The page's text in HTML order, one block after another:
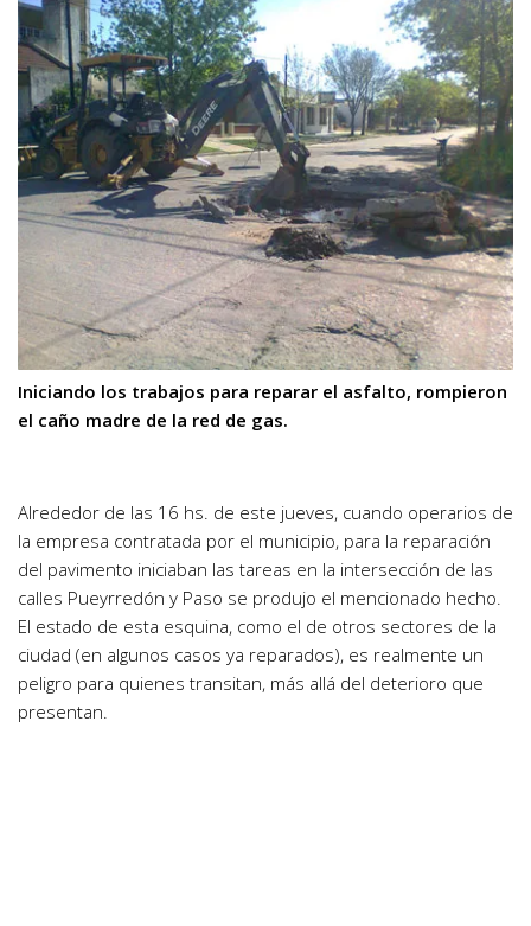
Iniciando los trabajos para reparar el asfalto, rompieron
el caño madre de la red de gas.
Alrededor de las 16 hs. de este jueves, cuando operarios de
la empresa contratada por el municipio, para la reparación
del pavimento iniciaban las tareas en la intersección de las
calles Pueyrredón y Paso se produjo el mencionado hecho.
El estado de esta esquina, como el de otros sectores de la
ciudad (en algunos casos ya reparados), es realmente un
peligro para quienes transitan, más allá del deterioro que
presentan.